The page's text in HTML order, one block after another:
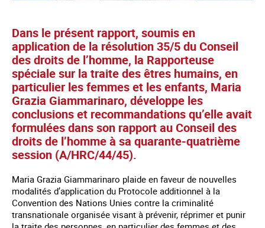
Dans le présent rapport, soumis en
application de la résolution 35/5 du Conseil
des droits de l’homme, la Rapporteuse
spéciale sur la traite des êtres humains, en
particulier les femmes et les enfants, Maria
Grazia Giammarinaro, développe les
conclusions et recommandations qu’elle avait
formulées dans son rapport au Conseil des
droits de l’homme à sa quarante-quatrième
session (A/HRC/44/45).
Maria Grazia Giammarinaro plaide en faveur de nouvelles
modalités d’application du Protocole additionnel à la
Convention des Nations Unies contre la criminalité
transnationale organisée visant à prévenir, réprimer et punir